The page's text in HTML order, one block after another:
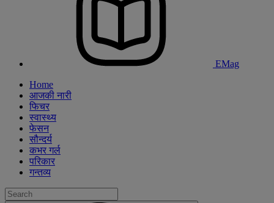
EMag
Home
आजकी नारी
फिचर
स्वास्थ्य
फेसन
सौन्दर्य
कभर गर्ल
परिकार
गन्तव्य